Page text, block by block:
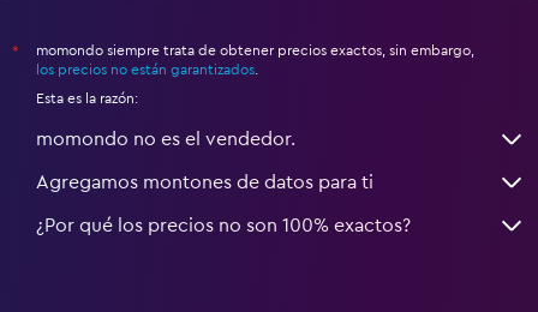
*
momondo siempre trata de obtener precios exactos, sin embargo,
los precios no están garantizados.
Esta es la razón:
momondo no es el vendedor.
Agregamos montones de datos para ti
¿Por qué los precios no son 100% exactos?